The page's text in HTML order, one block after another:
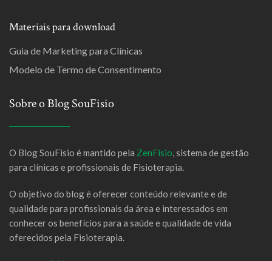
Materiais para download
Guia de Marketing para Clínicas
Modelo de Termo de Consentimento
Sobre o Blog SouFisio
O Blog SouFisio é mantido pela ZenFisio, sistema de gestão
para clínicas e profissionais de Fisioterapia.
O objetivo do blog é oferecer conteúdo relevante e de
qualidade para profissionais da área e interessados em
conhecer os benefícios para a saúde e qualidade de vida
oferecidos pela Fisioterapia.